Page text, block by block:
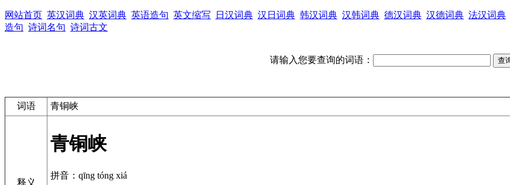
网站首页 英汉词典 汉英词典 英语造句 英文缩写 日汉词典 汉日词典 韩汉词典 汉韩词典 德汉词典 汉德词典 法汉词典
造句 诗词名句 诗词古文
请输入您要查询的词语：
词语 青铜峡
释义
青铜峡
拼音：qīng tóng xiá